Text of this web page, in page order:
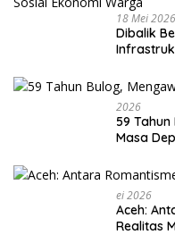
18 Mei 2026
Dibalik
2026
59
Masa
Ei 2026
Aceh:
Realitas